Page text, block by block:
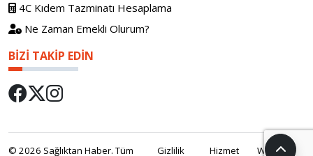
4C Kıdem Tazminatı Hesaplama
Ne Zaman Emekli Olurum?
BIZI TAKIP EDIN
© 2026 Sağlıktan Haber. Tüm Gizlilik Hizmet WebOS